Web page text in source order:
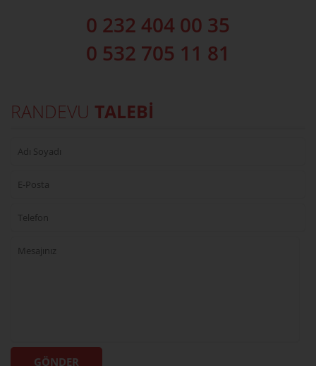
0 232 404 00 35
0 532 705 11 81
RANDEVU TALEBİ